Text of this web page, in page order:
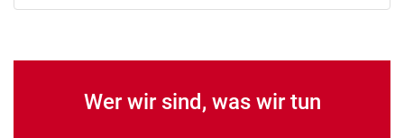
Wer wir sind, was wir tun